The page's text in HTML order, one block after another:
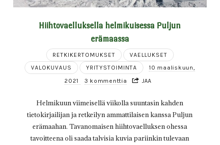
Hiihtovaelluksella helmikuisessa Puljun
erämaassa
RETKIKERTOMUKSET
VAELLUKSET
VALOKUVAUS
YRITYSTOIMINTA
10 maaliskuun,
2021
3 kommenttia JAA
Helmikuun viimeisellä viikolla suuntasin kahden
tietokirjailijan ja retkeilyn ammattilaisen kanssa Puljun
erämaahan. Tavanomaisen hiihtovaelluksen ohessa
tavoitteena oli saada talvisia kuvia pariinkin tulevaan